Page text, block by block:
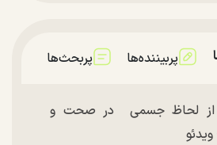
پربیننده‌ها پربحث‌ها
از لحاظ جسمی در صحت و